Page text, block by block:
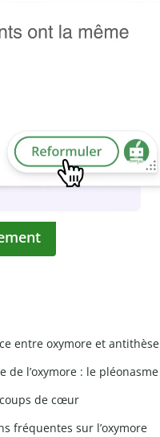
entre oxymore et antithèse
de l’oxymore : le pléonasme
de cœur
fréquentes sur l’oxymore